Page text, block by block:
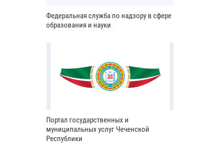
Федеральная служба по надзору в сфере
образования и науки
Портал государственных и
муниципальных услуг Чеченской
Республики